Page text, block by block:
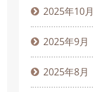
2025年10月
2025年9月
2025年8月